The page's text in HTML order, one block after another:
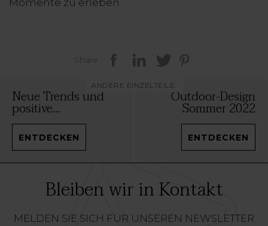
Share
ANDERE EINZELTEILE:
Neue Trends und
positive...
ENTDECKEN
Outdoor-Design
Sommer 2022
ENTDECKEN
Bleiben wir in Kontakt
MELDEN SIE SICH FÜR UNSEREN NEWSLETTER